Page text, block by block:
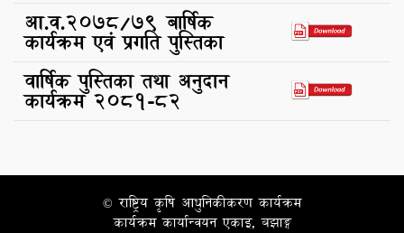
आ.व.२०७८/७९ बार्षिक
कार्यक्रम एवं प्रगति पुस्तिका
वार्षिक पुस्तिका तथा अनुदान
कार्यक्रम २०८१-८२
© राष्ट्रिय कृषि आधुनिकीकरण कार्यक्रम
कार्यक्रम कार्यान्वयन एकाइ, बझाङ्ग